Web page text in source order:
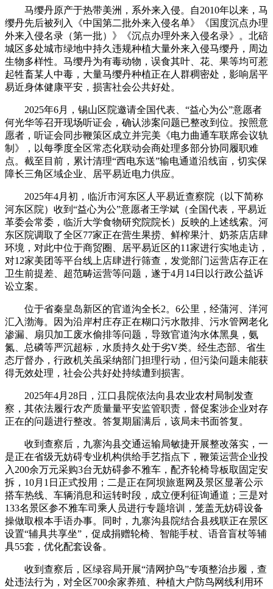
马缨丹原产于热带美洲，系外来入侵。自2010年以来，马
缨丹先后被列入《中国第二批外来入侵名单》《国度沉点办理
外来入侵名录（第一批）》《沉点办理外来入侵名录》。北碚
城区多处城市绿地中持久违规种植大量外来入侵马缨丹，周边
生物多样性。马缨丹为有毒动物，误食其叶、花、果等均可惹
起牲畜某人中毒，大量马缨丹种植正在人群稠密处，影响居平
易近身体健康平安，损害社会公共好处。
2025年6月，锡山区院邀请全国代表、“益心为公”意愿者
何光华等召开现场听证会，确认涉案问题已整改到位。按照意
愿者，听证会同步鞭策区成立并完美《电力曲通车联席会议轨
制》，以每季度全区常态化联动会商处理多部分协同履职难
点。截至目前，累计清理“西电东送”输电通道沿线亩，切实保
障长三角区域企业、居平易近电力供应。
2025年4月初，临沂市河东区人平易近查察院（以下简称
河东区院）收到“益心为公”意愿者王学斌（全国代表，平易近
革委会常委，临沂大学食物研究院院长）反映的上述线索。河
东区院调取了全区77家正在营生果捞、鲜榨果汁、奶茶店店肆
环境，对此中位于商贸圈、居平易近区的11家进行实地走访，
对12家美团等平台线上店肆进行筛查，发觉部门运营店存正在
卫生前提差、超范畴运营等问题，遂于4月14日以行政公益诉
讼立案。
位于省秦皇岛新区的官道沟全长2。6公里，经蒲河、洋河
汇入渤海。因为沿岸村庄存正在糊口污水散排、污水管网老化
渗漏、扇贝加工废水偷排等问题，导致官道沟水体黑臭，氨
氮、总磷等严沉超标，水质持久处于劣V类。经生态部、省生
态厅督办，行政机关虽采纳部门担理行动，但污染问题未能获
得无效处理，社会公共好处持续遭到损害。
2025年4月28日，江口县院依法向县农业农村局制发查
察，其依法履行农产质量量平安监管职责，督促案涉企业对存
正在的问题进行整改。答复期届满后，该局未书面答复。
收到查察后，九寨沟县交通运输局敏捷开展整改落实，一
是正在省级无妨碍专业机构供给手艺指点下，鞭策运营企业投
入200余万元采购3台无妨碍参不雅车，配齐轮椅导板取固定安
拆，10月1日正式投用；二是正在阿坝旅逛网及景区显著公示
搭车热线、车辆消息和运转时段，成立便利征询通道；三是对
133名景区参不雅车司乘人员进行专题培训，笼盖无妨碍设备
操做取根本手语办事。同时，九寨沟县院结合县残联正在景区
设置“辅具共享坐”，促成捐赠轮椅、智能手杖、语音盲杖等辅
具55套，优化配套设备。
收到查察后，区绿容局开展“清网护鸟”专项整治步履，查
处违法行为，对全区700余家养殖、种植大户防鸟网线利用环